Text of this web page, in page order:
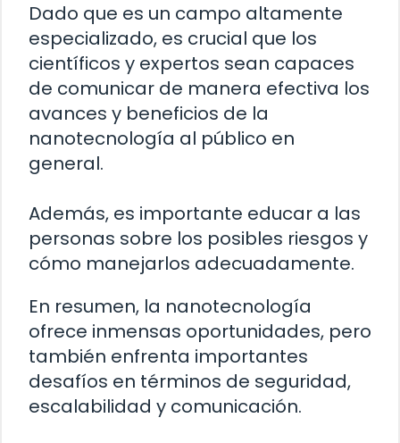
Dado que es un campo altamente
especializado, es crucial que los
científicos y expertos sean capaces
de comunicar de manera efectiva los
avances y beneficios de la
nanotecnología al público en
general.
Además, es importante educar a las
personas sobre los posibles riesgos y
cómo manejarlos adecuadamente.
En resumen, la nanotecnología
ofrece inmensas oportunidades, pero
también enfrenta importantes
desafíos en términos de seguridad,
escalabilidad y comunicación.